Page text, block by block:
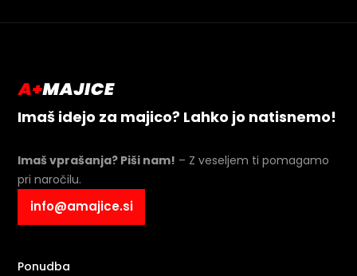
Imaš idejo za majico? Lahko jo natisnemo!
Imaš vprašanja? Piši nam! – Z veseljem ti pomagamo
pri naročilu.
info@amajice.si
Ponudba